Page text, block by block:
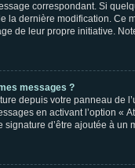
correspondant. Si
la dernière modification.
de leur propre initiative.
messages ?
depuis votre panneau de
en activant l’option «
d’être ajoutée à un